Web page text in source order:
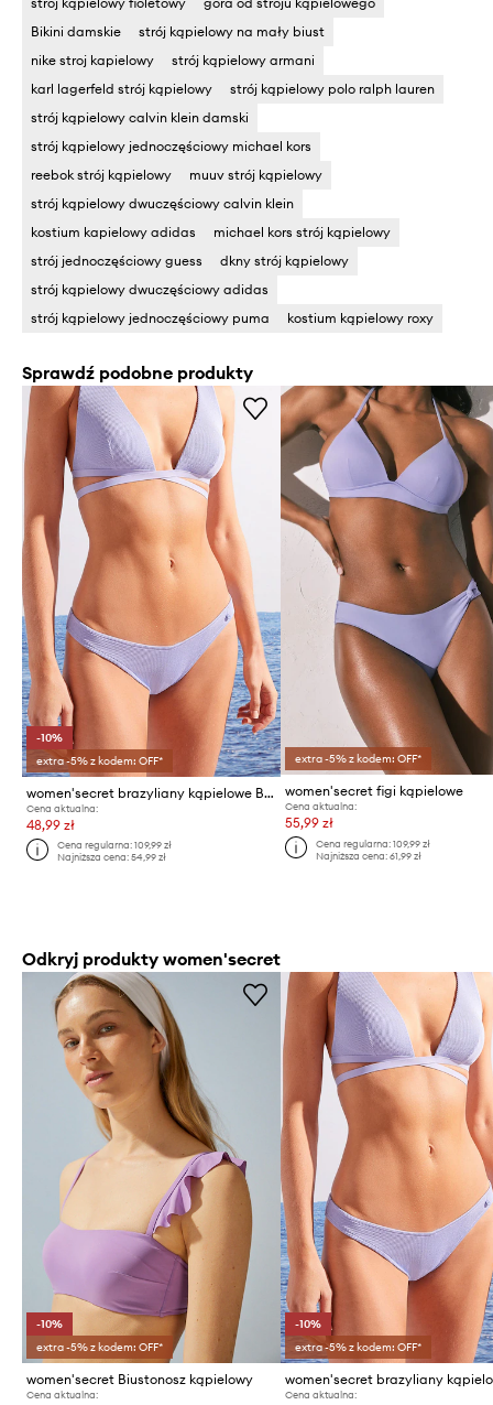
Bikini damskie
strój kąpielowy na mały biust
nike stroj kapielowy
strój kąpielowy armani
karl lagerfeld strój kąpielowy
strój kąpielowy polo ralph lauren
strój kąpielowy calvin klein damski
strój kąpielowy jednoczęściowy michael kors
reebok strój kąpielowy
muuv strój kąpielowy
strój kąpielowy dwuczęściowy calvin klein
kostium kapielowy adidas
michael kors strój kąpielowy
strój jednoczęściowy guess
dkny strój kąpielowy
strój kąpielowy dwuczęściowy adidas
strój kąpielowy jednoczęściowy puma
kostium kąpielowy roxy
Sprawdź podobne produkty
-10%
extra -5% z kodem: OFF*
women'secret brazyliany kąpielowe BOLDNESS
Cena aktualna:
48,99 zł
Cena regularna:109,99 zł
Najniższa cena:54,99 zł
extra -5% z kodem: OFF*
women'secret figi kąpielowe
Cena aktualna:
55,99 zł
Cena regularna: 109,99 zł
Najniższa cena: 61,99 zł
Odkryj produkty women'secret
-10%
extra -5% z kodem: OFF*
women'secret Biustonosz kąpielowy
Cena aktualna:
-10%
extra -5% z kodem: OFF*
Cena aktualna: